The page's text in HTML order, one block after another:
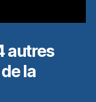
autres
la